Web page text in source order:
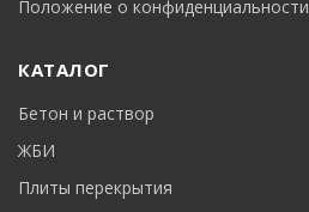
Положение о конфиденциальности
КАТАЛОГ
Бетон и раствор
ЖБИ
Плиты перекрытия